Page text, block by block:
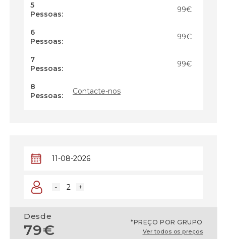
5
Pessoas:
99€
6
Pessoas:
99€
7
Pessoas:
99€
8
Pessoas:
Contacte-nos
- +
Desde
79€ *PREÇO POR GRUPO
Ver todos os preços